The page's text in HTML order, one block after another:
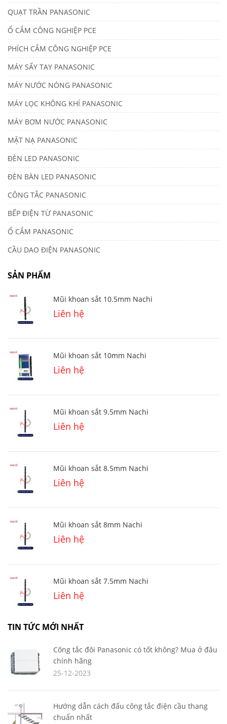
QUẠT TRẦN PANASONIC
Ổ CẮM CÔNG NGHIỆP PCE
PHÍCH CẮM CÔNG NGHIỆP PCE
MÁY SẤY TAY PANASONIC
MÁY NƯỚC NÓNG PANASONIC
MÁY LỌC KHÔNG KHÍ PANASONIC
MÁY BƠM NƯỚC PANASONIC
MẶT NẠ PANASONIC
ĐÈN LED PANASONIC
ĐÈN BÀN LED PANASONIC
CÔNG TẮC PANASONIC
BẾP ĐIỆN TỪ PANASONIC
Ổ CẮM PANASONIC
CẦU DAO ĐIỆN PANASONIC
SẢN PHẨM
Mũi khoan sắt 10.5mm Nachi
Liên hệ
Mũi khoan sắt 10mm Nachi
Liên hệ
Mũi khoan sắt 9.5mm Nachi
Liên hệ
Mũi khoan sắt 8.5mm Nachi
Liên hệ
Mũi khoan sắt 8mm Nachi
Liên hệ
Mũi khoan sắt 7.5mm Nachi
Liên hệ
TIN TỨC MỚI NHẤT
Công tắc đôi Panasonic có tốt không? Mua ở đâu
chính hãng
25-12-2023
Hướng dẫn cách đấu công tắc điện cầu thang
chuẩn nhất